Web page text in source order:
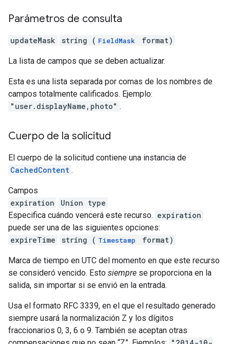
Parámetros de consulta
updateMask string ( FieldMask format)
La lista de campos que se deben actualizar.
Esta es una lista separada por comas de los nombres de
campos totalmente calificados. Ejemplo:
"user.displayName,photo" .
Cuerpo de la solicitud
El cuerpo de la solicitud contiene una instancia de
CachedContent .
Campos
expiration
Union type
Especifica cuándo vencerá este recurso. expiration
puede ser una de las siguientes opciones:
expireTime
string ( Timestamp format)
Marca de tiempo en UTC del momento en que este recurso
se consideró vencido. Esto siempre se proporciona en la
salida, sin importar si se envió en la entrada.
Usa el formato RFC 3339, en el que el resultado generado
siempre usará la normalización Z y los dígitos
fraccionarios 0, 3, 6 o 9. También se aceptan otras